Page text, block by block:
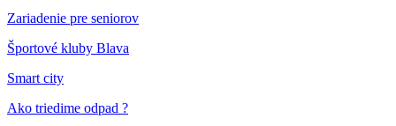
Zariadenie pre seniorov
Športové kluby Blava
Smart city
Ako triedime odpad ?